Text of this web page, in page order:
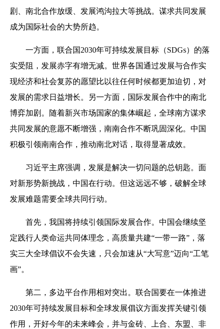
剧、南北合作放缓、发展鸿沟拉大等挑战。谋求共同发展
成为国际社会的大势所趋。
一方面，联合国2030年可持续发展目标（SDGs）的落
实受阻，发展赤字有增无减。世界各国通过发展与合作实
现经济和社会复苏的愿望比以往任何时候都更加迫切，对
发展的需求日益增长。另一方面，国际发展合作中的南北
博弈加剧。随着新兴市场国家的集体崛起，全球南方谋求
共同发展的意愿不断增强，南南合作不断巩固深化。中国
积极引领南南合作，推动南北对话，取得显著成效。
习近平主席强调，发展是解决一切问题的总钥匙。面
对新形势新挑战，中国在行动。但这远远不够，破解全球
发展难题需要全球共同行动。
首先，我国将持续引领国际发展合作。中国会继续坚
定践行人类命运共同体理念，高质量共建“一带一路”，落
实三大全球倡议不会失速，只会加速从“大写意”迈向“工笔
画”。
第二，多边平台作用相对突出。联合国要在一体推进
2030年可持续发展目标和全球发展倡议方面发挥关键引领
作用，开好今年的未来峰会，并与金砖、上合、东盟、非